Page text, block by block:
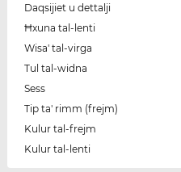
Daqsijiet u dettalji
Ħxuna tal-lenti
Wisa' tal-virga
Tul tal-widna
Sess
Tip ta' rimm (frejm)
Kulur tal-frejm
Kulur tal-lenti